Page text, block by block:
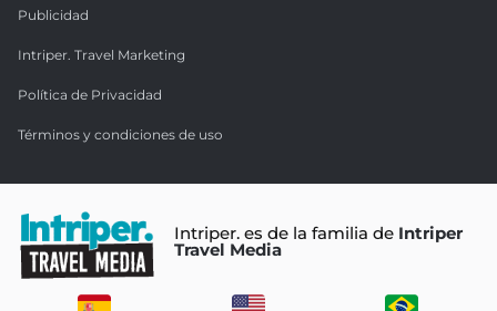
Publicidad
Intriper. Travel Marketing
Política de Privacidad
Términos y condiciones de uso
Intriper. es de la familia de Intriper
Travel Media